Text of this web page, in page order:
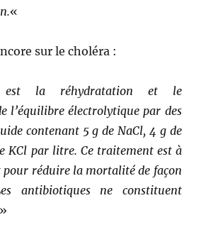
«
sur le choléra :
est la réhydratation et le
l’équilibre électrolytique par des
contenant 5 g de NaCl, 4 g de
KCl par litre. Ce traitement est à
réduire la mortalité de façon
antibiotiques ne constituent